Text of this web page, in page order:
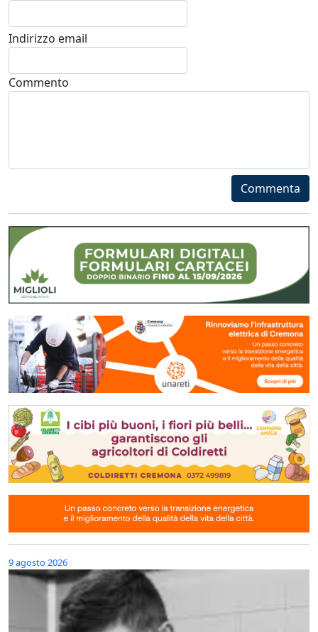
Indirizzo email
Commento
Commenta
9 agosto 2026